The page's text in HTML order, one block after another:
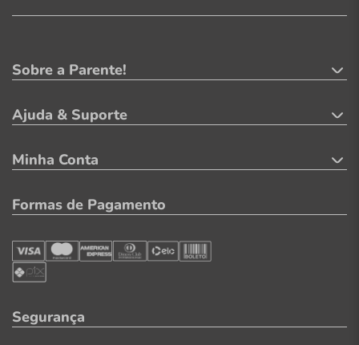
Sobre a Parente!
Ajuda & Suporte
Minha Conta
Formas de Pagamento
Segurança